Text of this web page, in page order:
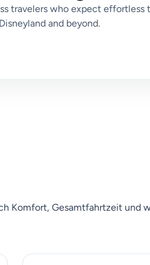
travelers who expect effortless
and beyond.
Komfort, Gesamtfahrtzeit und